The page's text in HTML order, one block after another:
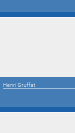
Henri Gruffat